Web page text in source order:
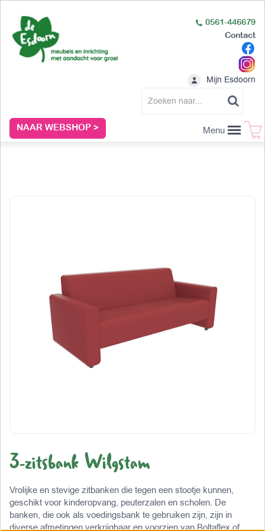
NAAR WEBSHOP >
0561-446679
Contact
Mijn Esdoorn
Menu
3-zitsbank Wilgstam
Vrolijke en stevige zitbanken die tegen een stootje kunnen,
geschikt voor kinderopvang, peuterzalen en scholen. De
banken, die ook als voedingsbank te gebruiken zijn, zijn in
diverse afmetingen verkrijgbaar en voorzien van Boltaflex of